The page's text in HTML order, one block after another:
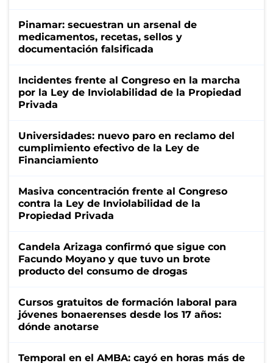
Pinamar: secuestran un arsenal de
medicamentos, recetas, sellos y
documentación falsificada
Incidentes frente al Congreso en la marcha
por la Ley de Inviolabilidad de la Propiedad
Privada
Universidades: nuevo paro en reclamo del
cumplimiento efectivo de la Ley de
Financiamiento
Masiva concentración frente al Congreso
contra la Ley de Inviolabilidad de la
Propiedad Privada
Candela Arizaga confirmó que sigue con
Facundo Moyano y que tuvo un brote
producto del consumo de drogas
Cursos gratuitos de formación laboral para
jóvenes bonaerenses desde los 17 años:
dónde anotarse
Temporal en el AMBA: cayó en horas más de